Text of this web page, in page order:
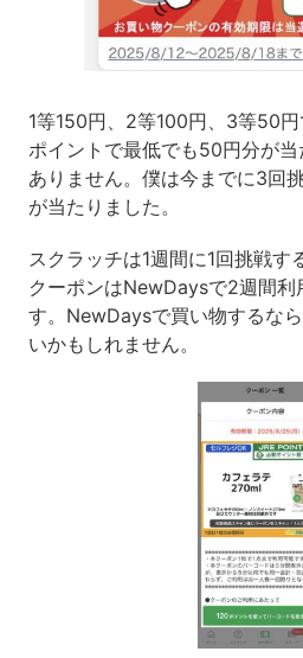
1等150円、2等100円、3等50
ポイントで最低でも50円分が
ありません。僕は今までに3回
が当たりました。
スクラッチは1週間に1回挑戦す
クーポンはNewDaysで2週間利
す。NewDaysで買い物するな
いかもしれません。